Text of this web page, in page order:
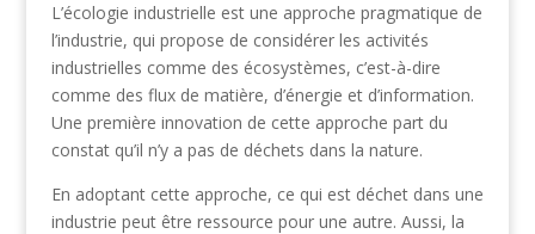
L’écologie industrielle est une approche pragmatique de
l’industrie, qui propose de considérer les activités
industrielles comme des écosystèmes, c’est-à-dire
comme des flux de matière, d’énergie et d’information.
Une première innovation de cette approche part du
constat qu’il n’y a pas de déchets dans la nature.
En adoptant cette approche, ce qui est déchet dans une
industrie peut être ressource pour une autre. Aussi, la